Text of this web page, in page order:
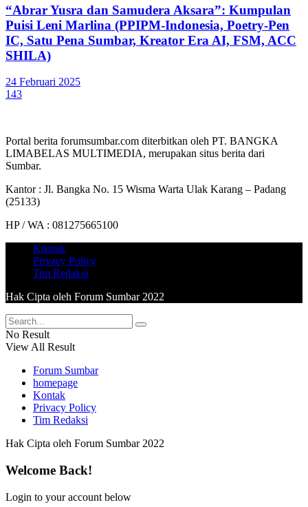
“Abrar Yusra dan Samudera Aksara”: Kumpulan
Puisi Leni Marlina (PPIPM-Indonesia, Poetry-Pen
IC, Satu Pena Sumbar, Kreator Era AI, FSM, ACC
SHILA)
24 Februari 2025
143
Portal berita forumsumbar.com diterbitkan oleh PT. BANGKA
LIMABELAS MULTIMEDIA, merupakan situs berita dari
Sumbar.
Kantor : Jl. Bangka No. 15 Wisma Warta Ulak Karang – Padang
(25133)
HP / WA : 081275665100
Kontak
Privacy Policy
Tim Redaksi
Hak Cipta oleh Forum Sumbar 2022
No Result
View All Result
Forum Sumbar
homepage
Kontak
Privacy Policy
Tim Redaksi
Hak Cipta oleh Forum Sumbar 2022
Welcome Back!
Login to your account below